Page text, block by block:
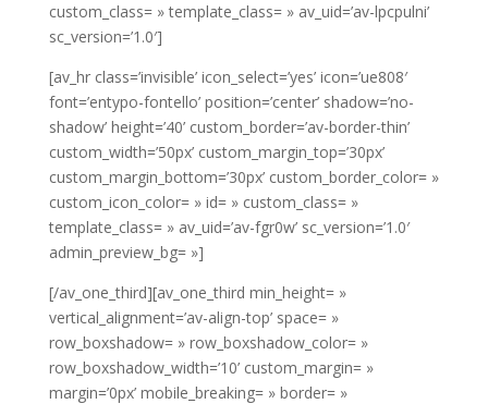
custom_class= » template_class= » av_uid=’av-lpcpulni’
sc_version=’1.0′]
[av_hr class=’invisible’ icon_select=’yes’ icon=’ue808′
font=’entypo-fontello’ position=’center’ shadow=’no-
shadow’ height=’40’ custom_border=’av-border-thin’
custom_width=’50px’ custom_margin_top=’30px’
custom_margin_bottom=’30px’ custom_border_color= »
custom_icon_color= » id= » custom_class= »
template_class= » av_uid=’av-fgr0w’ sc_version=’1.0′
admin_preview_bg= »]
[/av_one_third][av_one_third min_height= »
vertical_alignment=’av-align-top’ space= »
row_boxshadow= » row_boxshadow_color= »
row_boxshadow_width=’10’ custom_margin= »
margin=’0px’ mobile_breaking= » border= »